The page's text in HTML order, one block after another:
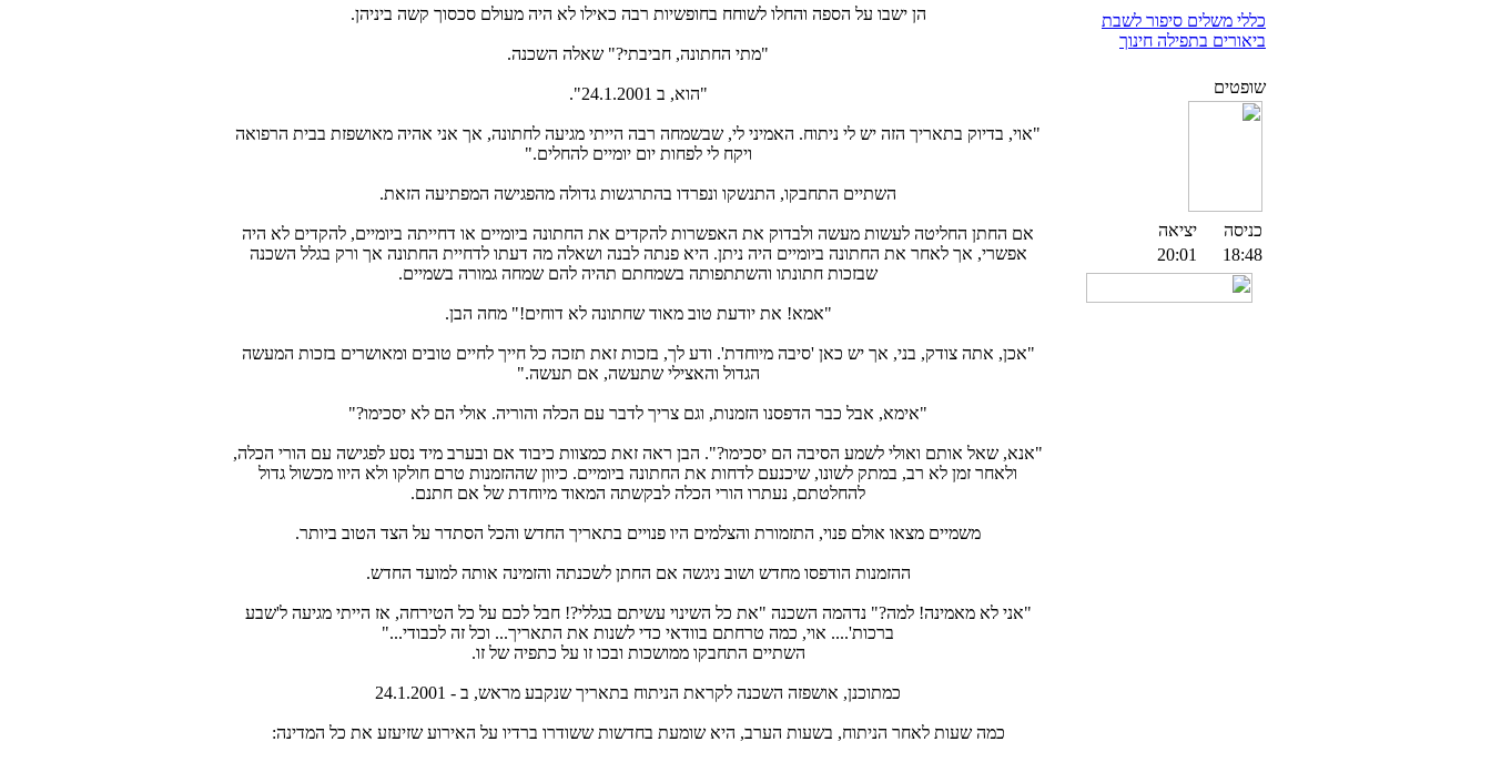
כללי משלים סיפור לשבת
ביאורים בתפילה חינוך
שופטים
כניסה
יציאה
18:48
20:01
הן ישבו על הספה והחלו לשוחח בחופשיות רבה כאילו לא היה מעולם סכסוך קשה ביניהן.
"מתי החתונה, חביבתי?" שאלה השכנה.
"הוא, ב 24.1.2001".
"אוי, בדיוק בתאריך הזה יש לי ניתוח. האמיני לי, שבשמחה רבה הייתי מגיעה לחתונה, אך אני אהיה מאושפזת בבית הרפואה
ויקח לי לפחות יום יומיים להחלים."
השתיים התחבקו, התנשקו ונפרדו בהתרגשות גדולה מהפגישה המפתיעה הזאת.
אם החתן החליטה לעשות מעשה ולבדוק את האפשרות להקדים את החתונה ביומיים או דחייתה ביומיים, להקדים לא היה
אפשרי, אך לאחר את החתונה ביומיים היה ניתן. היא פנתה לבנה ושאלה מה דעתו לדחיית החתונה אך ורק בגלל השכנה
שבזכות חתונתו והשתתפותה בשמחתם תהיה להם שמחה גמורה בשמיים.
"אמא! את יודעת טוב מאוד שחתונה לא דוחים!" מחה הבן.
"אכן, אתה צודק, בני, אך יש כאן 'סיבה מיוחדת'. ודע לך, בזכות זאת תזכה כל חייך לחיים טובים ומאושרים בזכות המעשה
הגדול והאצילי שתעשה, אם תעשה."
"אימא, אבל כבר הדפסנו הזמנות, וגם צריך לדבר עם הכלה והוריה. אולי הם לא יסכימו?"
"אנא, שאל אותם ואולי לשמע הסיבה הם יסכימו?". הבן ראה זאת כמצוות כיבוד אם ובערב מיד נסע לפגישה עם הורי הכלה,
ולאחר זמן לא רב, במתק לשונו, שיכנעם לדחות את החתונה ביומיים. כיוון שההזמנות טרם חולקו ולא היוו מכשול גדול
להחלטתם, נעתרו הורי הכלה לבקשתה המאוד מיוחדת של אם חתנם.
משמיים מצאו אולם פנוי, התזמורת והצלמים היו פנויים בתאריך החדש והכל הסתדר על הצד הטוב ביותר.
ההזמנות הודפסו מחדש ושוב ניגשה אם החתן לשכנתה והזמינה אותה למועד החדש.
"אני לא מאמינה! למה?" נדהמה השכנה "את כל השינוי עשיתם בגללי?! חבל לכם על כל הטירחה, אז הייתי מגיעה ל'שבע
ברכות'.... אוי, כמה טרחתם בוודאי כדי לשנות את התאריך... וכל זה לכבודי..."
השתיים התחבקו ממושכות ובכו זו על כתפיה של זו.
כמתוכנן, אושפזה השכנה לקראת הניתוח בתאריך שנקבע מראש, ב - 24.1.2001
כמה שעות לאחר הניתוח, בשעות הערב, היא שומעת בחדשות ששודרו ברדיו על האירוע שזיעזע את כל המדינה: